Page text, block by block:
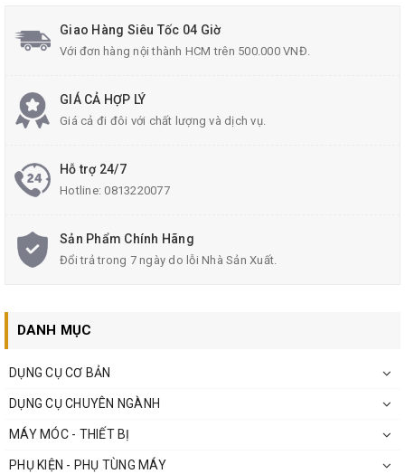
Giao Hàng Siêu Tốc 04 Giờ
Với đơn hàng nội thành HCM trên 500.000 VNĐ.
GIÁ CẢ HỢP LÝ
Giá cả đi đôi với chất lượng và dịch vụ.
Hỗ trợ 24/7
Hotline:0813220077
Sản Phẩm Chính Hãng
Đổi trả trong 7 ngày do lỗi Nhà Sản Xuất.
DANH MỤC
DỤNG CỤ CƠ BẢN
DỤNG CỤ CHUYÊN NGÀNH
MÁY MÓC - THIẾT BỊ
PHỤ KIỆN - PHỤ TÙNG MÁY